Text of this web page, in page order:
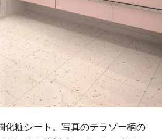
化粧シート。写真のテラゾー柄の